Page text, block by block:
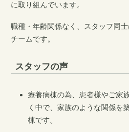
に取り組んでいます。
職種・年齢関係なく、スタッフ同
チームです。
スタッフの声
療養病棟の為、患者様やご家
く中で、家族のような関係を
棟です。